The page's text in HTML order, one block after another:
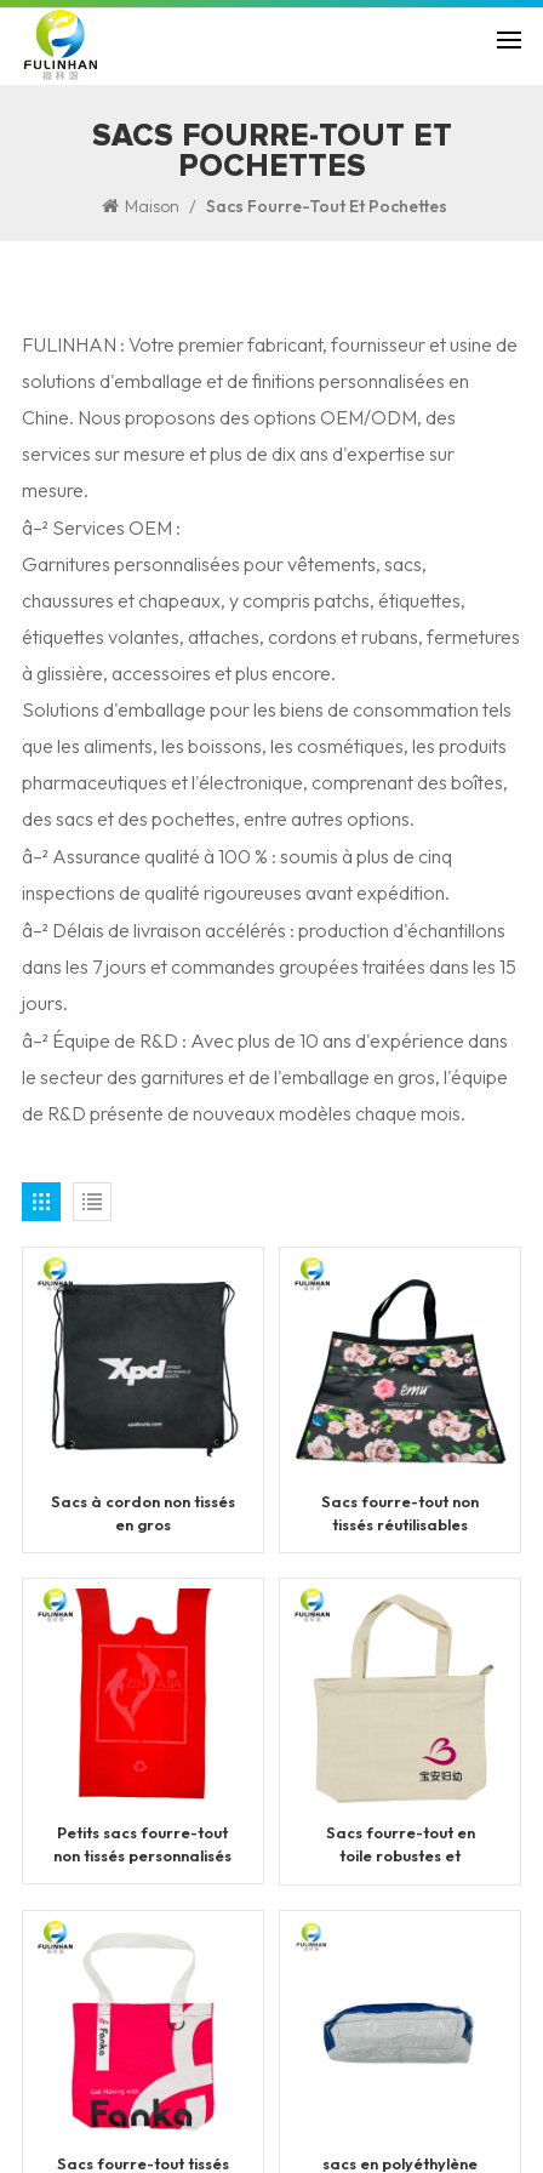
SACS FOURRE-TOUT ET
POCHETTES
Maison / Sacs Fourre-Tout Et Pochettes
FULINHAN : Votre premier fabricant, fournisseur et usine de
solutions d'emballage et de finitions personnalisées en
Chine. Nous proposons des options OEM/ODM, des
services sur mesure et plus de dix ans d'expertise sur
mesure.
â–² Services OEM :
Garnitures personnalisées pour vêtements, sacs,
chaussures et chapeaux, y compris patchs, étiquettes,
étiquettes volantes, attaches, cordons et rubans, fermetures
à glissière, accessoires et plus encore.
Solutions d'emballage pour les biens de consommation tels
que les aliments, les boissons, les cosmétiques, les produits
pharmaceutiques et l'électronique, comprenant des boîtes,
des sacs et des pochettes, entre autres options.
â–² Assurance qualité à 100 % : soumis à plus de cinq
inspections de qualité rigoureuses avant expédition.
â–² Délais de livraison accélérés : production d'échantillons
dans les 7 jours et commandes groupées traitées dans les 15
jours.
â–² Équipe de R&D : Avec plus de 10 ans d'expérience dans
le secteur des garnitures et de l'emballage en gros, l'équipe
de R&D présente de nouveaux modèles chaque mois.
Sacs à cordon non tissés
en gros
Sacs fourre-tout non
tissés réutilisables
Petits sacs fourre-tout
non tissés personnalisés
Sacs fourre-tout en
toile robustes et
Sacs fourre-tout tissés sacs en polyéthylène